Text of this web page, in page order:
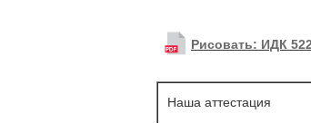
Рисовать: ИДК
Наша аттестация